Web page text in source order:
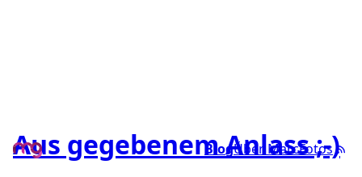
BlogÜber MarcFotos
Aus gegebenem Anlass ;-)